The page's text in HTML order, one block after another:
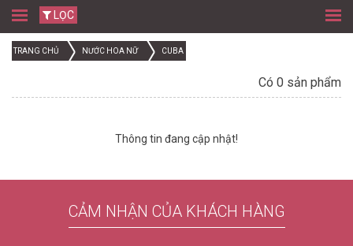
LỌC
TRANG CHỦ NƯỚC HOA NỮ CUBA
Có 0 sản phẩm
Thông tin đang cập nhật!
CẢM NHẬN CỦA KHÁCH HÀNG